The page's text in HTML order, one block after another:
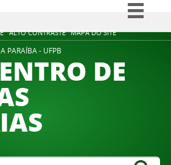
ALTO CONTRASTE MAPA DO SITE
Simplifique!
Participe
PARAÍBA - UFPB
DE